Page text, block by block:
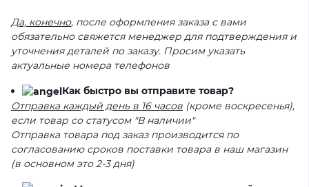
Да, конечно, после оформления заказа с вами
обязательно свяжется менеджер для подтверждения и
уточнения деталей по заказу. Просим указать
актуальные номера телефонов
Как быстро вы отправите товар?
Отправка каждый день в 16 часов (кроме воскресенья),
если товар со статусом "В наличии"
Отправка товара под заказ производится по
согласованию сроков поставки товара в наш магазин
(в основном это 2-3 дня)